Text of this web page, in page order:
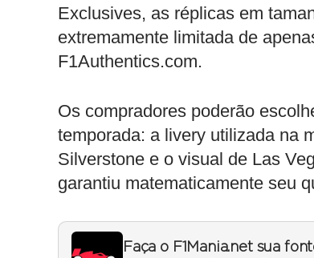
Exclusives, as réplicas em
extremamente limitada de
F1Authentics.com.
Os compradores poderão
temporada: a livery utilizada na
Silverstone e o visual de Las
garantiu matematicamente seu
Faça o F1Mania.net sua